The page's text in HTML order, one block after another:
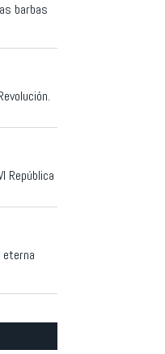
barbas
República
eterna